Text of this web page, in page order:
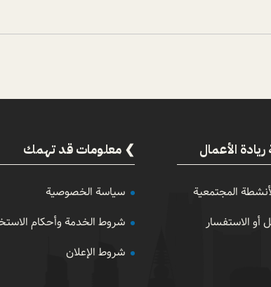
الأعمال
المجتمعية
أو الاستفسار
معلومات قد تهمك
سياسة الخصوصية
شروط الخدمة وأحكام
شروط الإعلان